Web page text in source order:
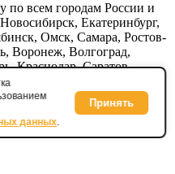
по всем городам России и
Екатеринбург,
Омск, Самара, Ростов-
Воронеж, Волгоград,
Краснодар, Саратов,
данных.
Принять